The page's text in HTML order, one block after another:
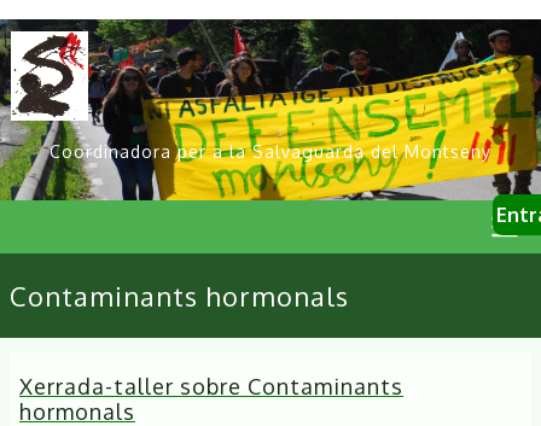
Vés
al
contingut
Coordinadora per a la Salvaguarda del Montseny
User
Primary
links
Contaminants hormonals
Xerrada-taller sobre Contaminants
hormonals